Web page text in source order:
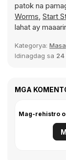
patok na
Worms, Start
lahat ay
Kategorya:
Idinagdag sa 24
MGA
Mag-rehistro